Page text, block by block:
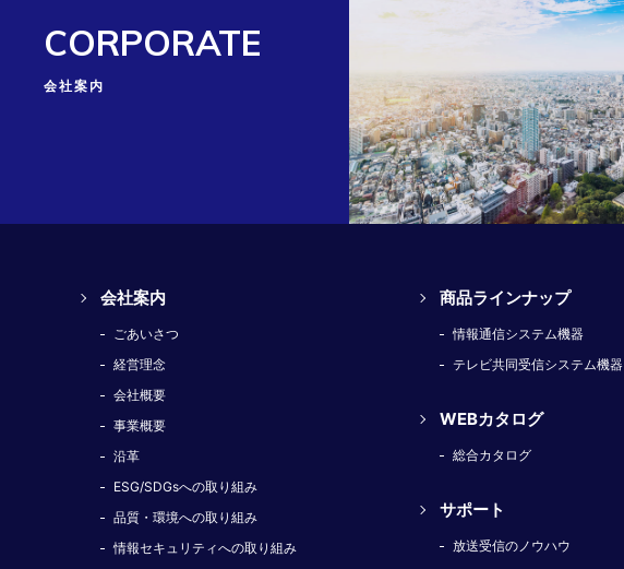
CORPORATE
会社案内
会社案内
ごあいさつ
経営理念
会社概要
事業概要
沿革
ESG/SDGsへの取り組み
品質・環境への取り組み
情報セキュリティへの取り組み
商品ラインナップ
情報通信システム機器
テレビ共同受信システム機器
WEBカタログ
総合カタログ
サポート
放送受信のノウハウ